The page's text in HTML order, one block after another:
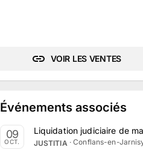
VOIR LES VENTES
Événements associés
09
OCT.
Liquidation judiciaire de
JUSTITIA ·Conflans-en-